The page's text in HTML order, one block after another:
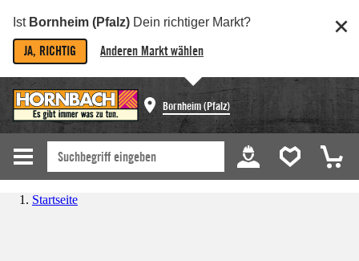
Ist Bornheim (Pfalz) Dein richtiger Markt?
JA, RICHTIG Anderen Markt wählen
Bornheim (Pfalz)
Startseite